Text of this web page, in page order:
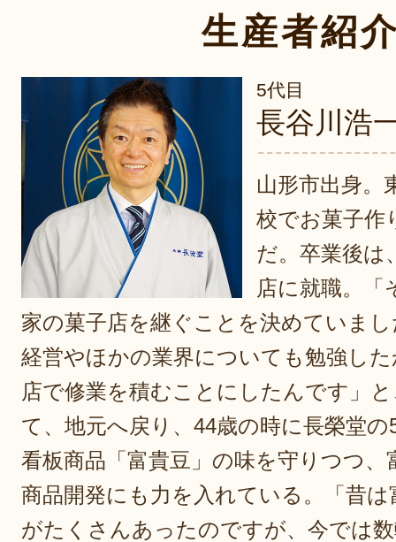
生産者紹
5代目
長谷川浩
山形市出身。
校でお菓子作
だ。卒業後は
店に就職。「
家の菓子店を継ぐことを決めていま
経営やほかの業界についても勉強し
店で修業を積むことにしたんです」
て、地元へ戻り、44歳の時に長榮堂
看板商品「富貴豆」の味を守りつつ、
商品開発にも力を入れている。「昔
がたくさんあったのですが、今では